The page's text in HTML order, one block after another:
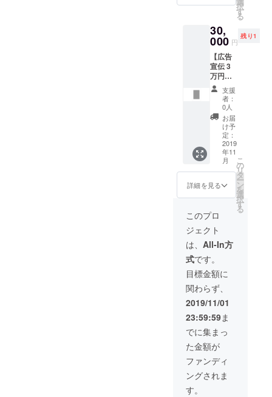
ディン
支援者
様の情
報をも
とにお
名前を
掲載し
ます。
します
表記を
備考欄
にご記
入くだ
さい。
本
名、
ニック
ネー
ム、ブ
ログ
名、屋
号、法
人名な
ど。
なけれ
ば、ク
ファン
ディン
グで得
られた
支援者
様の情
報をも
とにお
名前を
掲載し
ます。
ション
にてお
選びく
ださ
い。
「お手
紙」：
お届け
先に
て、お
手紙の
受け取
りをご
希望の
場合
ル」：
メール
スに
て、
メール
の受信
望の場
合 ※2 お
手数を
おかけ
します
が、ご
希望の
表記を
備考欄
にご記
入くだ
さい。
本
×1 ・広
告チラ
シA4サ
イズ1/2
面の広
告ス
ペース
（リ
ターン
に同
封、
ネット
上にも
掲載）
ご希望
のリ
ション
選びく
ださ
い。
「お手
紙」：
お届け
先に
て、お
受け取
りをご
希望の
場合
「メー
ル」：
メール
を、ブ
Twitter
などに
掲載 ※2
※1 ご希
望のリ
ターン
をオプ
ション
にてお
選びく
ださ
い。
「お手
紙」：
お届け
先に
て、お
りをご
希望の
場合
「メー
ル」：
メール
アドレ
スに
て、
メール
の受信
をご希
望の場
合 ※2 お
手数を
おかけ
します
が、ご
択
す
る
30,
000 円
残り1
【広告
宣伝 3
万円
コー
ス】 同
封チラ
シの全
面に、
あなた
（個人
／法
人）の
広告を
掲載し
ます。
さら
に！ こ
の1枠だ
け、Y.
CREST
オリジ
ナルT
シャツ
にあな
たのロ
ゴを入
れるこ
とがで
きま
す。 ・
感謝の
お手紙
または
メール
支援
者：
0人
お届
け予
定：
2019
年11
月
詳細を見る
こ
の
リ
タ
ー
ン
を
選
択
す
る
このプロ
ジェクト
は、 All-In方
式です。
目標金額に
関わらず、
2019/11/01
23:59:59ま
でに集まっ
た金額が
ファンディ
ングされま
す。